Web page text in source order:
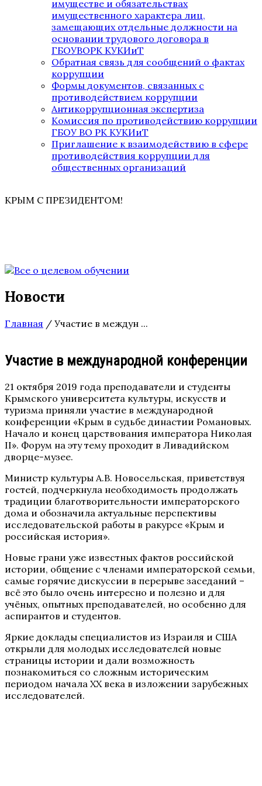
имуществе и обязательствах
имущественного характера лиц,
замещающих отдельные должности на
основании трудового договора в
ГБОУВОРК КУКИиТ
Обратная связь для сообщений о фактах
коррупции
Формы документов, связанных с
противодействием коррупции
Антикоррупционная экспертиза
Комиссия по противодействию коррупции
ГБОУ ВО РК КУКИиТ
Приглашение к взаимодействию в сфере
противодействия коррупции для
общественных организаций
КРЫМ С ПРЕЗИДЕНТОМ!
Новости
Главная / Участие в междун ...
Участие в международной конференции
21 октября 2019 года преподаватели и студенты
Крымского университета культуры, искусств и
туризма приняли участие в международной
конференции «Крым в судьбе династии Романовых.
Начало и конец царствования императора Николая
II». Форум на эту тему проходит в Ливадийском
дворце-музее.
Министр культуры А.В. Новосельская, приветствуя
гостей, подчеркнула необходимость продолжать
традиции благотворительности императорского
дома и обозначила актуальные перспективы
исследовательской работы в ракурсе «Крым и
российская история».
Новые грани уже известных фактов российской
истории, общение с членами императорской семьи,
самые горячие дискуссии в перерыве заседаний –
всё это было очень интересно и полезно и для
учёных, опытных преподавателей, но особенно для
аспирантов и студентов.
Яркие доклады специалистов из Израиля и США
открыли для молодых исследователей новые
страницы истории и дали возможность
познакомиться со сложным историческим
периодом начала ХХ века в изложении зарубежных
исследователей.